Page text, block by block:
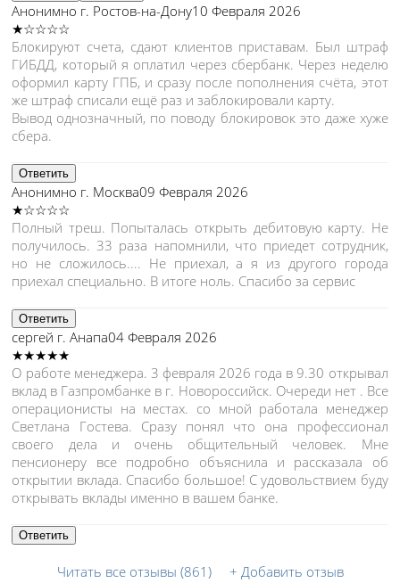
Анонимно г. Ростов-на-Дону10 Февраля 2026
★☆☆☆☆
Блокируют счета, сдают клиентов приставам. Был штраф
ГИБДД, который я оплатил через сбербанк. Через неделю
оформил карту ГПБ, и сразу после пополнения счёта, этот
же штраф списали ещё раз и заблокировали карту.
Вывод однозначный, по поводу блокировок это даже хуже
сбера.
Ответить
Анонимно г. Москва09 Февраля 2026
★☆☆☆☆
Полный треш. Попыталась открыть дебитовую карту. Не
получилось. 33 раза напомнили, что приедет сотрудник,
но не сложилось.... Не приехал, а я из другого города
приехал специально. В итоге ноль. Спасибо за сервис
Ответить
сергей г. Анапа04 Февраля 2026
★★★★★
О работе менеджера. 3 февраля 2026 года в 9.30 открывал
вклад в Газпромбанке в г. Новороссийск. Очереди нет . Все
операционисты на местах. со мной работала менеджер
Светлана Гостева. Сразу понял что она профессионал
своего дела и очень общительный человек. Мне
пенсионеру все подробно объяснила и рассказала об
открытии вклада. Спасибо большое! С удовольствием буду
открывать вклады именно в вашем банке.
Ответить
Читать все отзывы (861) + Добавить отзыв